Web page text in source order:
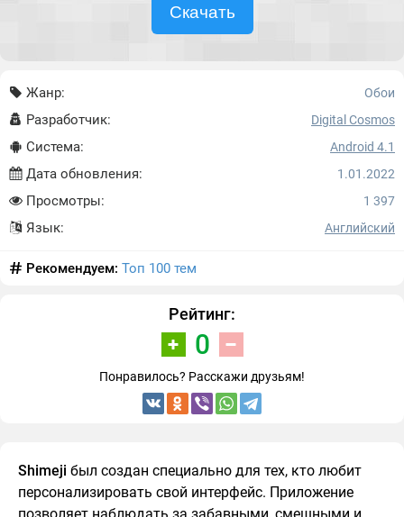
Скачать
Жанр: Обои
Разработчик: Digital Cosmos
Система: Android 4.1
Дата обновления: 1.01.2022
Просмотры: 1 397
Язык: Английский
Рекомендуем: Топ 100 тем
Рейтинг:
0
Понравилось? Расскажи друзьям!
Shimeji был создан специально для тех, кто любит
персонализировать свой интерфейс. Приложение